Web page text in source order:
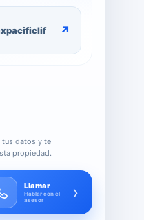
↗
tus datos y te
propiedad.
Llamar
Hablar con el
asesor
›